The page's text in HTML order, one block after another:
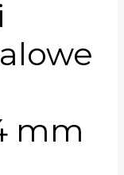
mm